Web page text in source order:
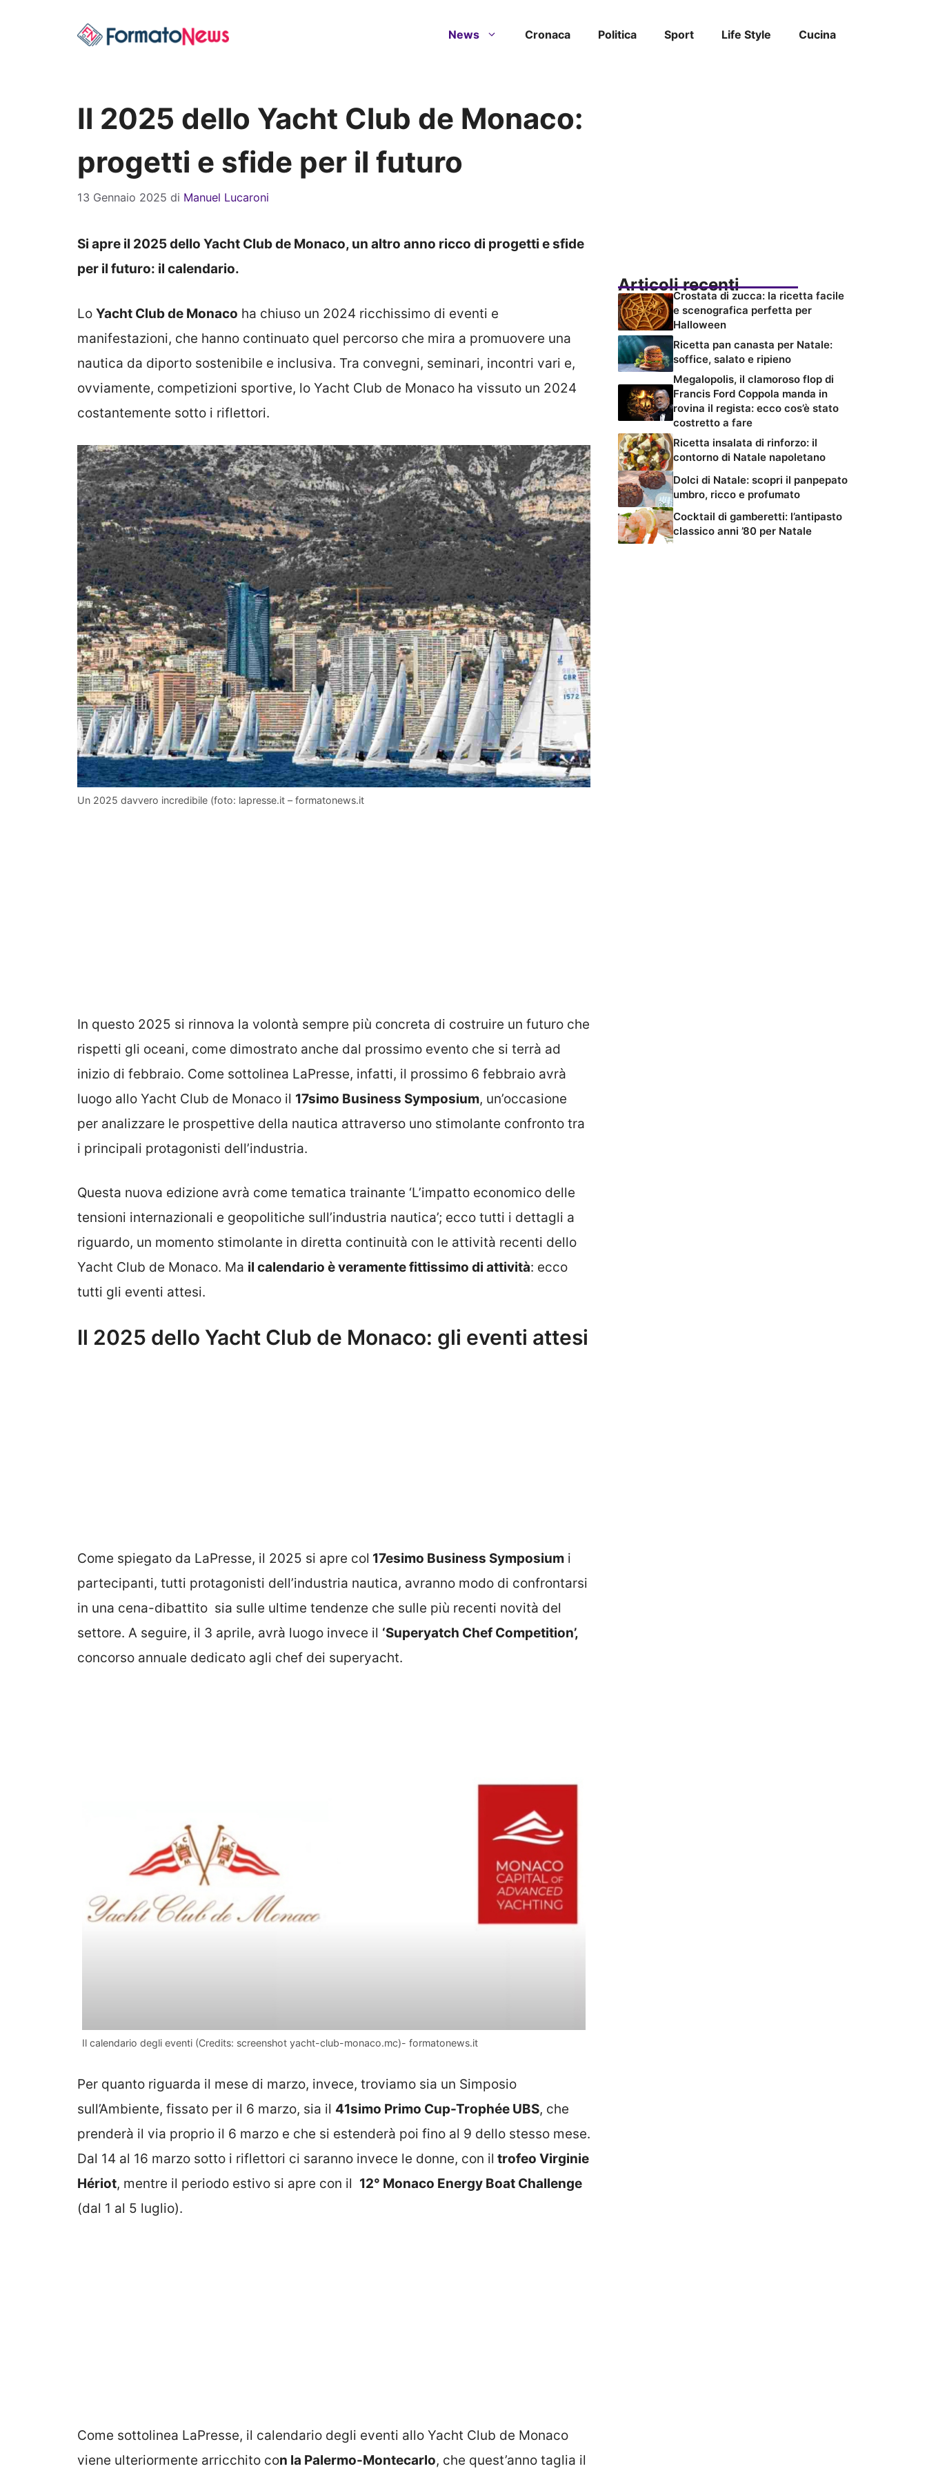
News Cronaca Politica Sport Life Style Cucina
Il 2025 dello Yacht Club de Monaco:
progetti e sfide per il futuro
13 Gennaio 2025 di Manuel Lucaroni
Si apre il 2025 dello Yacht Club de Monaco, un altro anno ricco di progetti e sfide
per il futuro: il calendario.
Lo Yacht Club de Monaco ha chiuso un 2024 ricchissimo di eventi e
manifestazioni, che hanno continuato quel percorso che mira a promuovere una
nautica da diporto sostenibile e inclusiva. Tra convegni, seminari, incontri vari e,
ovviamente, competizioni sportive, lo Yacht Club de Monaco ha vissuto un 2024
costantemente sotto i riflettori.
Un 2025 davvero incredibile (foto: lapresse.it – formatonews.it
In questo 2025 si rinnova la volontà sempre più concreta di costruire un futuro che
rispetti gli oceani, come dimostrato anche dal prossimo evento che si terrà ad
inizio di febbraio. Come sottolinea LaPresse, infatti, il prossimo 6 febbraio avrà
luogo allo Yacht Club de Monaco il 17simo Business Symposium, un’occasione
per analizzare le prospettive della nautica attraverso uno stimolante confronto tra
i principali protagonisti dell’industria.
Questa nuova edizione avrà come tematica trainante ‘L’impatto economico delle
tensioni internazionali e geopolitiche sull’industria nautica’; ecco tutti i dettagli a
riguardo, un momento stimolante in diretta continuità con le attività recenti dello
Yacht Club de Monaco. Ma il calendario è veramente fittissimo di attività: ecco
tutti gli eventi attesi.
Il 2025 dello Yacht Club de Monaco: gli eventi attesi
Come spiegato da LaPresse, il 2025 si apre col 17esimo Business Symposium i
partecipanti, tutti protagonisti dell’industria nautica, avranno modo di confrontarsi
in una cena-dibattito sia sulle ultime tendenze che sulle più recenti novità del
settore. A seguire, il 3 aprile, avrà luogo invece il ‘Superyatch Chef Competition’,
concorso annuale dedicato agli chef dei superyacht.
Il calendario degli eventi (Credits: screenshot yacht-club-monaco.mc)- formatonews.it
Per quanto riguarda il mese di marzo, invece, troviamo sia un Simposio
sull’Ambiente, fissato per il 6 marzo, sia il 41simo Primo Cup-Trophée UBS, che
prenderà il via proprio il 6 marzo e che si estenderà poi fino al 9 dello stesso mese.
Dal 14 al 16 marzo sotto i riflettori ci saranno invece le donne, con il trofeo Virginie
Hériot, mentre il periodo estivo si apre con il 12° Monaco Energy Boat Challenge
(dal 1 al 5 luglio).
Come sottolinea LaPresse, il calendario degli eventi allo Yacht Club de Monaco
viene ulteriormente arricchito con la Palermo-Montecarlo, che quest’anno taglia il
Articoli recenti
Crostata di zucca: la ricetta facile
e scenografica perfetta per
Halloween
Ricetta pan canasta per Natale:
soffice, salato e ripieno
Megalopolis, il clamoroso flop di
Francis Ford Coppola manda in
rovina il regista: ecco cos’è stato
costretto a fare
Ricetta insalata di rinforzo: il
contorno di Natale napoletano
Dolci di Natale: scopri il panpepato
umbro, ricco e profumato
Cocktail di gamberetti: l’antipasto
classico anni ’80 per Natale